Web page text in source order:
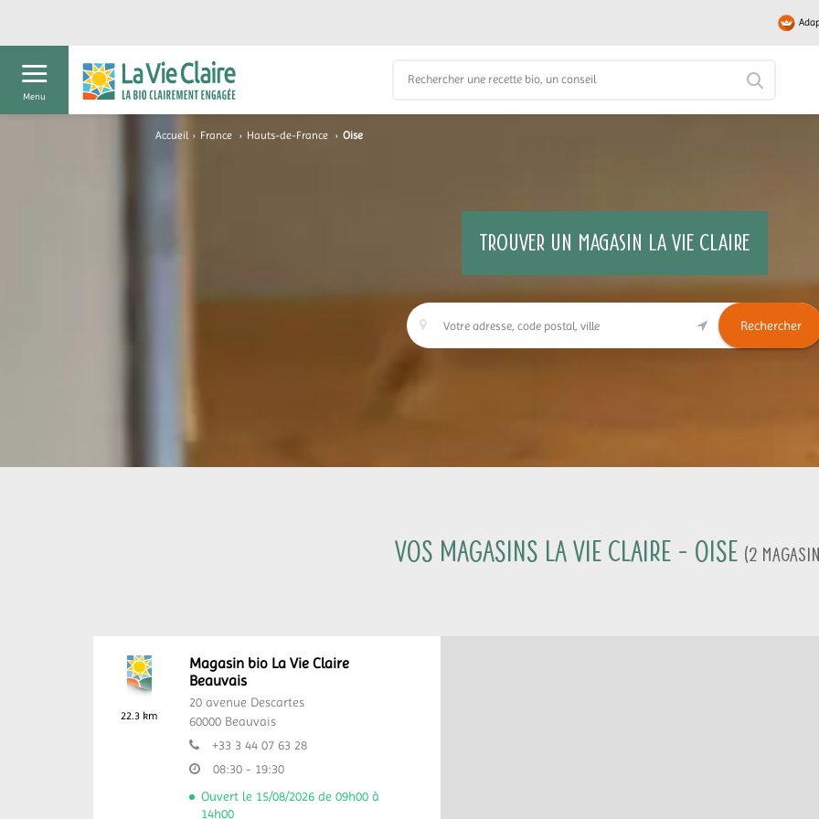
Menu
Accueil › France › Hauts-de-France › Oise
TROUVER UN MAGASIN LA VIE CLAIRE
Rechercher
Vos magasins La Vie Claire - Oise (2
22.3 km
Magasin bio La Vie Claire
Beauvais
20 avenue Descartes
60000 Beauvais
+33 3 44 07 63 28
08:30 - 19:30
Ouvert le 15/08/2026 de 09h00 à
14h00